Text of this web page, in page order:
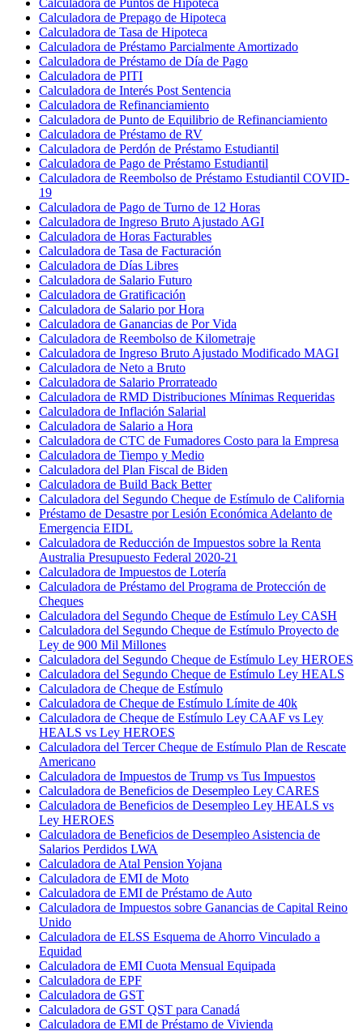
Calculadora de Prepago de Hipoteca
Calculadora de Tasa de Hipoteca
Calculadora de Préstamo Parcialmente Amortizado
Calculadora de Préstamo de Día de Pago
Calculadora de PITI
Calculadora de Interés Post Sentencia
Calculadora de Refinanciamiento
Calculadora de Punto de Equilibrio de Refinanciamiento
Calculadora de Préstamo de RV
Calculadora de Perdón de Préstamo Estudiantil
Calculadora de Pago de Préstamo Estudiantil
Calculadora de Reembolso de Préstamo Estudiantil COVID-
19
Calculadora de Pago de Turno de 12 Horas
Calculadora de Ingreso Bruto Ajustado AGI
Calculadora de Horas Facturables
Calculadora de Tasa de Facturación
Calculadora de Días Libres
Calculadora de Salario Futuro
Calculadora de Gratificación
Calculadora de Salario por Hora
Calculadora de Ganancias de Por Vida
Calculadora de Reembolso de Kilometraje
Calculadora de Ingreso Bruto Ajustado Modificado MAGI
Calculadora de Neto a Bruto
Calculadora de Salario Prorrateado
Calculadora de RMD Distribuciones Mínimas Requeridas
Calculadora de Inflación Salarial
Calculadora de Salario a Hora
Calculadora de CTC de Fumadores Costo para la Empresa
Calculadora de Tiempo y Medio
Calculadora del Plan Fiscal de Biden
Calculadora de Build Back Better
Calculadora del Segundo Cheque de Estímulo de California
Préstamo de Desastre por Lesión Económica Adelanto de
Emergencia EIDL
Calculadora de Reducción de Impuestos sobre la Renta
Australia Presupuesto Federal 2020-21
Calculadora de Impuestos de Lotería
Calculadora de Préstamo del Programa de Protección de
Cheques
Calculadora del Segundo Cheque de Estímulo Ley CASH
Calculadora del Segundo Cheque de Estímulo Proyecto de
Ley de 900 Mil Millones
Calculadora del Segundo Cheque de Estímulo Ley HEROES
Calculadora del Segundo Cheque de Estímulo Ley HEALS
Calculadora de Cheque de Estímulo
Calculadora de Cheque de Estímulo Límite de 40k
Calculadora de Cheque de Estímulo Ley CAAF vs Ley
HEALS vs Ley HEROES
Calculadora del Tercer Cheque de Estímulo Plan de Rescate
Americano
Calculadora de Impuestos de Trump vs Tus Impuestos
Calculadora de Beneficios de Desempleo Ley CARES
Calculadora de Beneficios de Desempleo Ley HEALS vs
Ley HEROES
Calculadora de Beneficios de Desempleo Asistencia de
Salarios Perdidos LWA
Calculadora de Atal Pension Yojana
Calculadora de EMI de Moto
Calculadora de EMI de Préstamo de Auto
Calculadora de Impuestos sobre Ganancias de Capital Reino
Unido
Calculadora de ELSS Esquema de Ahorro Vinculado a
Equidad
Calculadora de EMI Cuota Mensual Equipada
Calculadora de EPF
Calculadora de GST
Calculadora de GST QST para Canadá
Calculadora de EMI de Préstamo de Vivienda